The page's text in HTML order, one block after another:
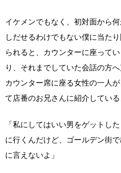
イケメンでもなく、初対面から
しだせるわけでもない僕に当た
られると、カウンターに座って
り、それまでしていた会話の方
カウンター席に座る女性の一人
て店番のお兄さんに紹介している
「私にしてはいい男をゲットし
に行くんだけど、ゴールデン街
に言えないよ」